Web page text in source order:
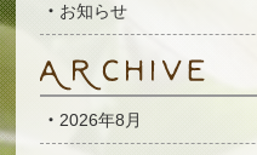
お知らせ
2026年8月